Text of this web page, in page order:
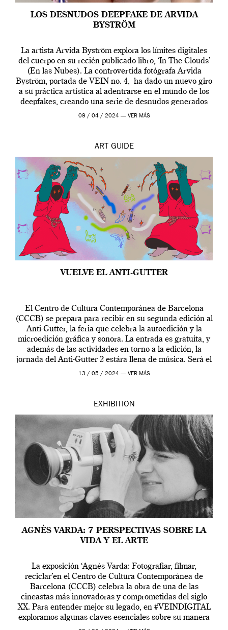
LOS DESNUDOS DEEPFAKE DE ARVIDA
BYSTRÖM
La artista Arvida Byström explora los límites digitales
del cuerpo en su recién publicado libro, ‘In The Clouds’
(En las Nubes). La controvertida fotógrafa Arvida
Byström, portada de VEIN no. 4, ha dado un nuevo giro
a su práctica artística al adentrarse en el mundo de los
deepfakes, creando una serie de desnudos generados
por […]
09 / 04 / 2024 — VER MÁS
ART GUIDE
VUELVE EL ANTI-GUTTER
El Centro de Cultura Contemporánea de Barcelona
(CCCB) se prepara para recibir en su segunda edición al
Anti-Gutter, la feria que celebra la autoedición y la
microedición gráfica y sonora. La entrada es gratuita, y
además de las actividades en torno a la edición, la
jornada del Anti-Gutter 2 estára llena de música. Será el
[…]
13 / 05 / 2024 — VER MÁS
EXHIBITION
AGNÈS VARDA: 7 PERSPECTIVAS SOBRE LA
VIDA Y EL ARTE
La exposición ‘Agnès Varda: Fotografiar, filmar,
reciclar’en el Centro de Cultura Contemporánea de
Barcelona (CCCB) celebra la obra de una de las
cineastas más innovadoras y comprometidas del siglo
XX. Para entender mejor su legado, en #VEINDIGITAL
exploramos algunas claves esenciales sobre su manera
de entender la vida, el cine y el arte contemporáneo.